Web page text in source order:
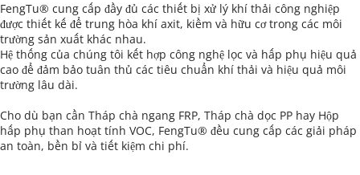
FengTu® cung cấp đầy đủ các thiết bị xử lý khí thải công nghiệp
được thiết kế để trung hòa khí axit, kiềm và hữu cơ trong các môi
trường sản xuất khác nhau.
Hệ thống của chúng tôi kết hợp công nghệ lọc và hấp phụ hiệu quả
cao để đảm bảo tuân thủ các tiêu chuẩn khí thải và hiệu quả môi
trường lâu dài.
Cho dù bạn cần Tháp chà ngang FRP, Tháp chà dọc PP hay Hộp
hấp phụ than hoạt tính VOC, FengTu® đều cung cấp các giải pháp
an toàn, bền bỉ và tiết kiệm chi phí.